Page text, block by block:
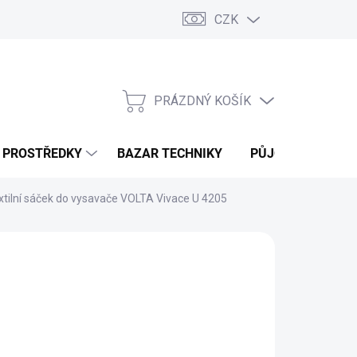
CZK
NÁKUPNÍ
PRÁZDNÝ KOŠÍK
BAZAR TECHNIKY PŮJČOVNA
sáček do vysavače VOLTA Vivace U 4205